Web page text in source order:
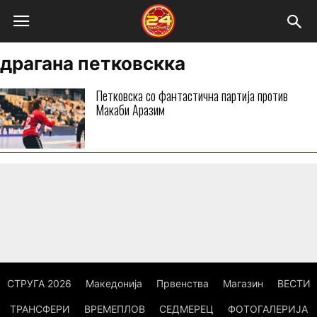
драгана петковскка
Петковска со фантастична партија против
Макаби Аразим
СТРУГА 2026 Македонија Првенства Магазин ВЕСТИ
ТРАНСФЕРИ ВРЕМЕПЛОВ СЕДМЕРЕЦ ФОТОГАЛЕРИЈА